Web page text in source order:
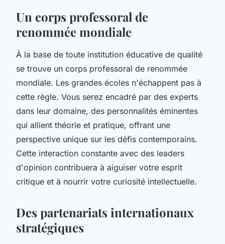
Un corps professoral de
renommée mondiale
À la base de toute institution éducative de qualité
se trouve un corps professoral de renommée
mondiale. Les grandes écoles n'échappent pas à
cette règle. Vous serez encadré par des experts
dans leur domaine, des personnalités éminentes
qui allient théorie et pratique, offrant une
perspective unique sur les défis contemporains.
Cette interaction constante avec des leaders
d'opinion contribuera à aiguiser votre esprit
critique et à nourrir votre curiosité intellectuelle.
Des partenariats internationaux
stratégiques